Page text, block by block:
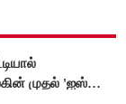
முதல் 'ஐஸ்